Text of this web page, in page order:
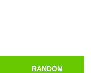
RANDOM